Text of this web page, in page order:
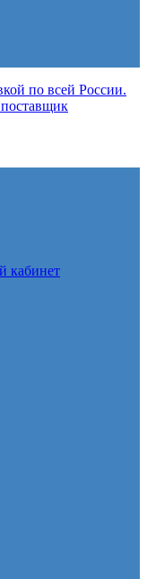
кабинет